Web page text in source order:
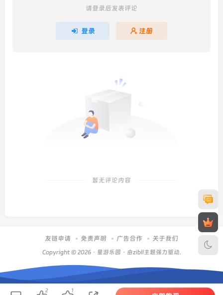
请登录后发表评论
登录 注册
暂无评论内容
友链申请 免责声明 广告合作 关于我们
Copyright © 2026 · 星游乐园 · 由zibll主题强力驱动.
2 1